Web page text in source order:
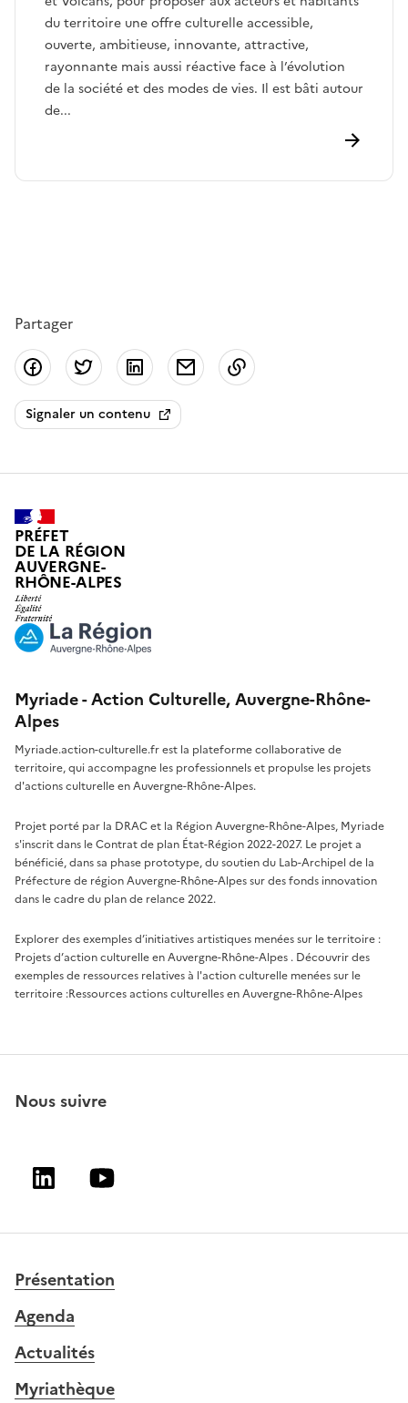
du territoire une offre culturelle accessible,
ouverte, ambitieuse, innovante, attractive,
rayonnante mais aussi réactive face à l’évolution
de la société et des modes de vies. Il est bâti autour
de...
Partager
Partager sur Facebook
Partager sur Twitter
Partager sur LinkedIn
Partager par email
Signaler un contenu
PRÉFET
DE LA RÉGION
AUVERGNE-
RHÔNE-ALPES
Myriade - Action Culturelle, Auvergne-Rhône-
Alpes
Myriade.action-culturelle.fr est la plateforme collaborative de
territoire, qui accompagne les professionnels et propulse les projets
d'actions culturelle en Auvergne-Rhône-Alpes.
Projet porté par la DRAC et la Région Auvergne-Rhône-Alpes, Myriade
s'inscrit dans le Contrat de plan État-Région 2022-2027. Le projet a
bénéficié, dans sa phase prototype, du soutien du Lab-Archipel de la
Préfecture de région Auvergne-Rhône-Alpes sur des fonds innovation
dans le cadre du plan de relance 2022.
Explorer des exemples d’initiatives artistiques menées sur le territoire :
Projets d’action culturelle en Auvergne-Rhône-Alpes . Découvrir des
exemples de ressources relatives à l'action culturelle menées sur le
territoire :Ressources actions culturelles en Auvergne-Rhône-Alpes
Nous suivre
LinkedinYoutube
Présentation
Agenda
Actualités
Myriathèque